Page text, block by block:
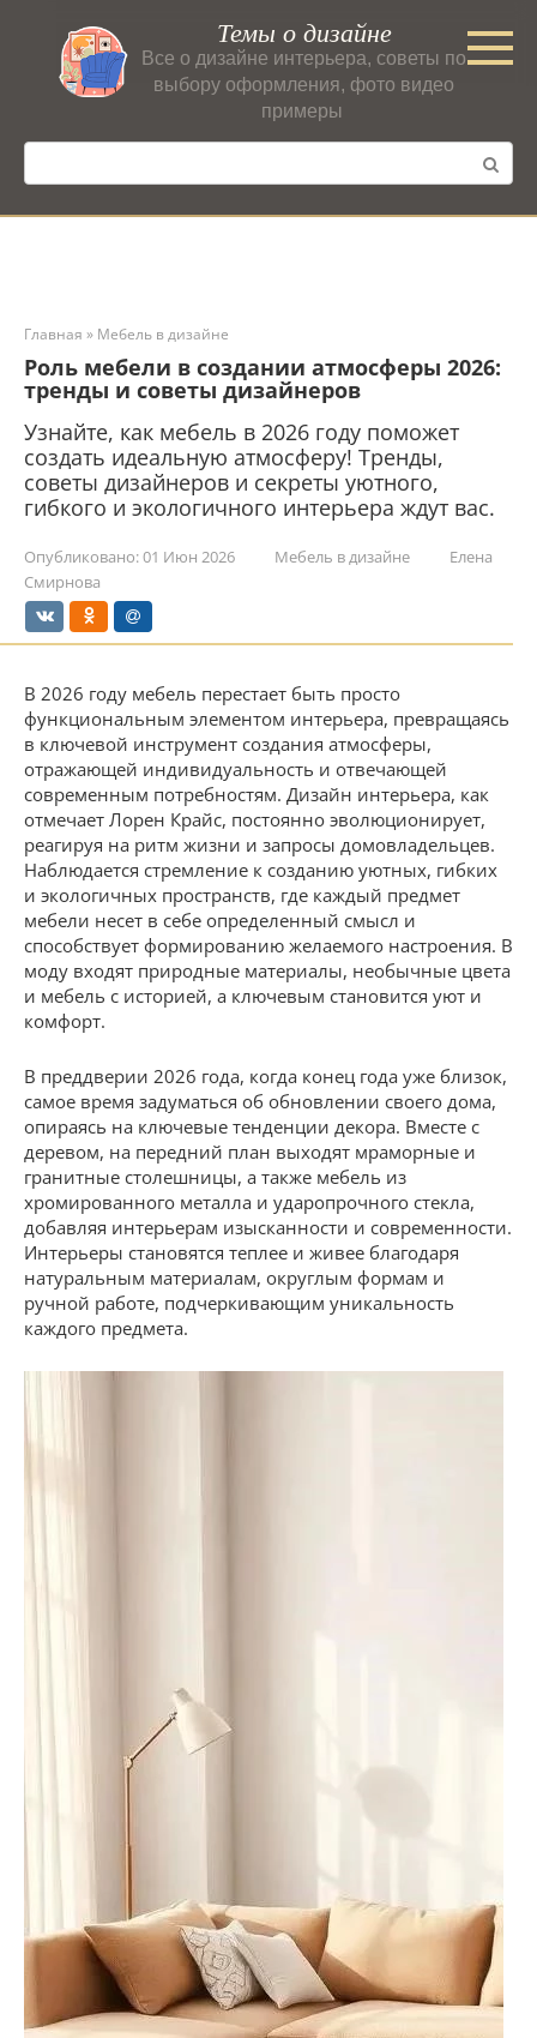
контенту
Темы о дизайне
Все о дизайне интерьера, советы по
выбору оформления, фото видео
примеры
Поиск:
Главная » Мебель в дизайне
Роль мебели в создании атмосферы 2026:
тренды и советы дизайнеров
Узнайте, как мебель в 2026 году поможет
создать идеальную атмосферу! Тренды,
советы дизайнеров и секреты уютного,
гибкого и экологичного интерьера ждут вас.
Опубликовано:01 Июн 2026 Мебель в дизайне
Елена
Смирнова
В 2026 году мебель перестает быть просто
функциональным элементом интерьера, превращаясь
в ключевой инструмент создания атмосферы,
отражающей индивидуальность и отвечающей
современным потребностям. Дизайн интерьера, как
отмечает Лорен Крайс, постоянно эволюционирует,
реагируя на ритм жизни и запросы домовладельцев.
Наблюдается стремление к созданию уютных, гибких
и экологичных пространств, где каждый предмет
мебели несет в себе определенный смысл и
способствует формированию желаемого настроения. В
моду входят природные материалы, необычные цвета
и мебель с историей, а ключевым становится уют и
комфорт.
В преддверии 2026 года, когда конец года уже близок,
самое время задуматься об обновлении своего дома,
опираясь на ключевые тенденции декора. Вместе с
деревом, на передний план выходят мраморные и
гранитные столешницы, а также мебель из
хромированного металла и ударопрочного стекла,
добавляя интерьерам изысканности и современности.
Интерьеры становятся теплее и живее благодаря
натуральным материалам, округлым формам и
ручной работе, подчеркивающим уникальность
каждого предмета.